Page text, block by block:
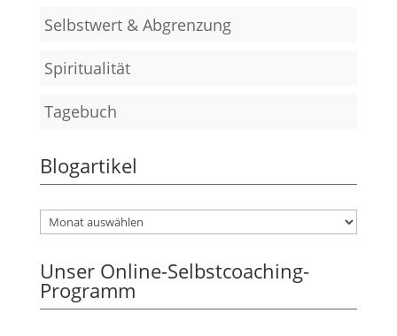
Selbstwert & Abgrenzung
Spiritualität
Tagebuch
Blogartikel
Unser Online-Selbstcoaching-
Programm